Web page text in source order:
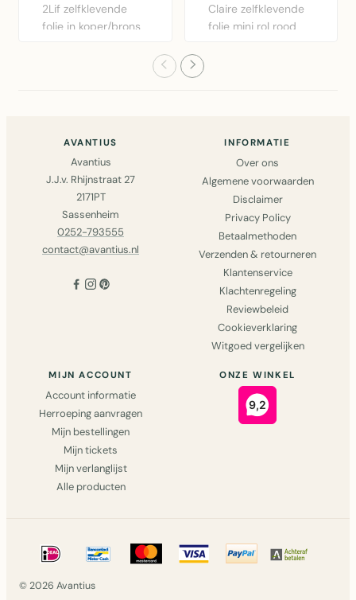
2Lif zelfklevende
folie in koper/brons
Claire zelfklevende
folie mini rol rood
AVANTIUS
Avantius
J.J.v. Rhijnstraat 27
2171PT
Sassenheim
0252-793555
contact@avantius.nl
INFORMATIE
Over ons
Algemene voorwaarden
Disclaimer
Privacy Policy
Betaalmethoden
Verzenden & retourneren
Klantenservice
Klachtenregeling
Reviewbeleid
Cookieverklaring
Witgoed vergelijken
MIJN ACCOUNT
Account informatie
Herroeping aanvragen
Mijn bestellingen
Mijn tickets
Mijn verlanglijst
Alle producten
ONZE WINKEL
© 2026 Avantius